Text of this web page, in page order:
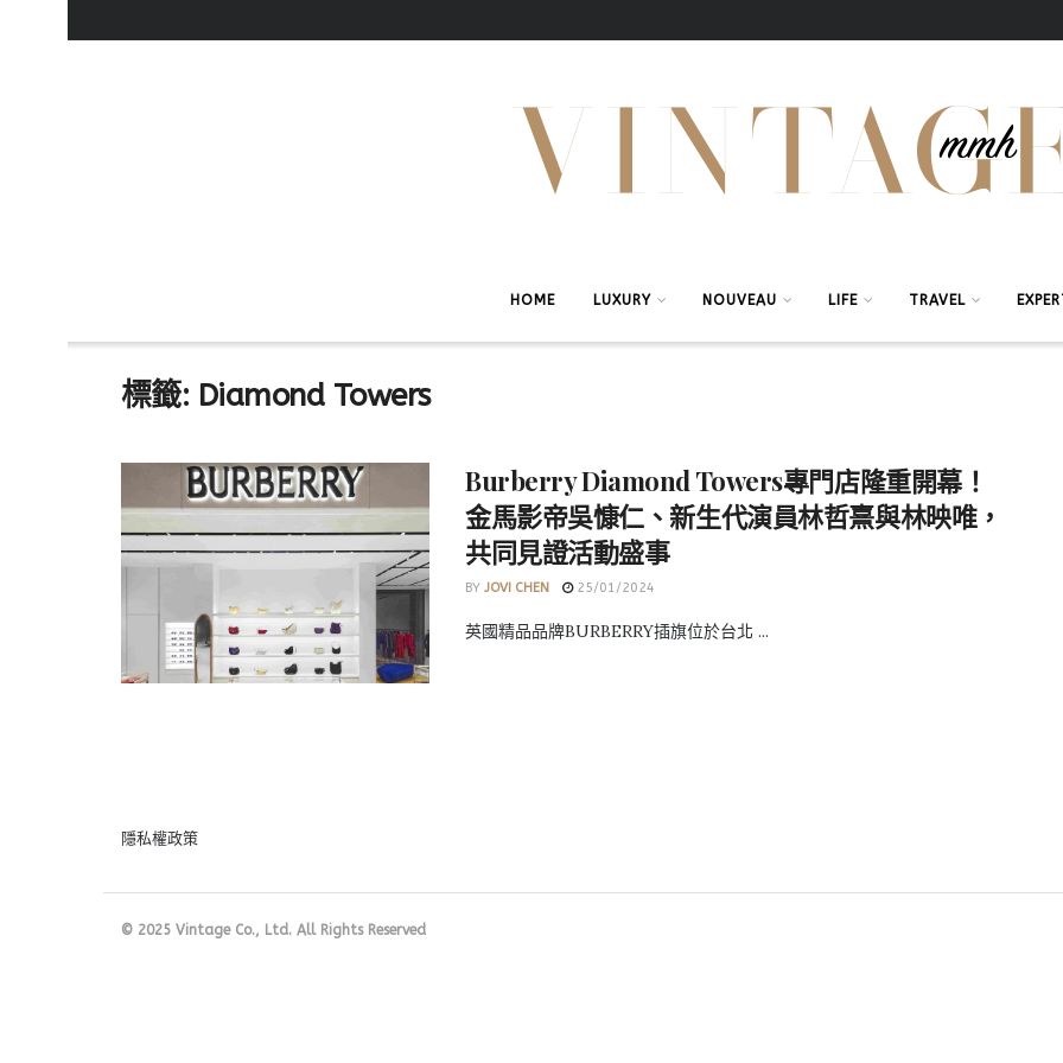
HOME LUXURY NOUVEAU LIFE TRAVEL
標籤: Diamond Towers
Burberry Diamond Towers專門店隆重開幕！
金馬影帝吳慷仁、新生代演員林哲熹與林映唯，
共同見證活動盛事
BY JOVI CHEN 25/01/2024
英國精品品牌BURBERRY插旗位於台北 ...
隱私權政策
© 2025 Vintage Co., Ltd. All Rights Reserved